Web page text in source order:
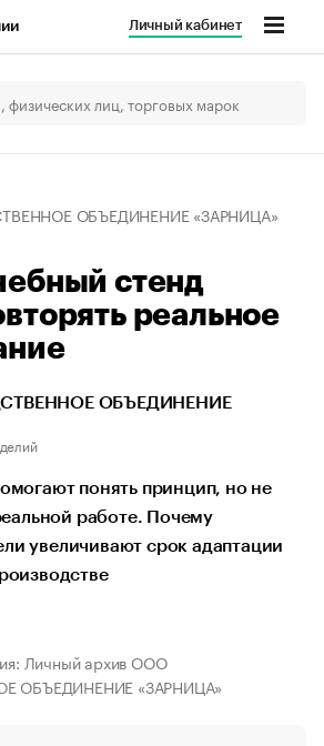
Личный кабинет
ОБЪЕДИНЕНИЕ «ЗАРНИЦА»
стенд
реальное
ОБЪЕДИНЕНИЕ
понять принцип, но не
работе. Почему
увеличивают срок адаптации
Личный архив ООО
ОБЪЕДИНЕНИЕ «ЗАРНИЦА»